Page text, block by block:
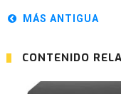
MÁS ANTIGUA
CONTENIDO